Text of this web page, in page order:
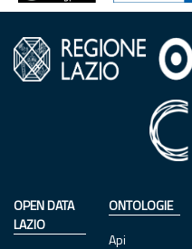
OPEN DATA
LAZIO
ONTOLOGIE
Api